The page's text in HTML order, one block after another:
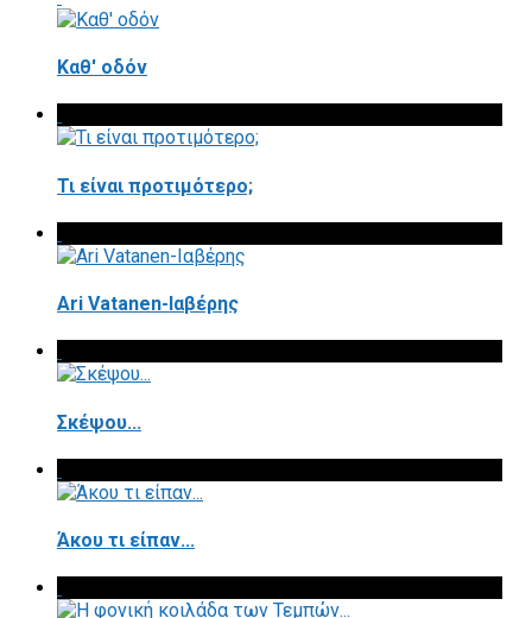
Καθ' οδόν
Τι είναι προτιμότερο;
Ari Vatanen-Ιαβέρης
Σκέψου...
Άκου τι είπαν...